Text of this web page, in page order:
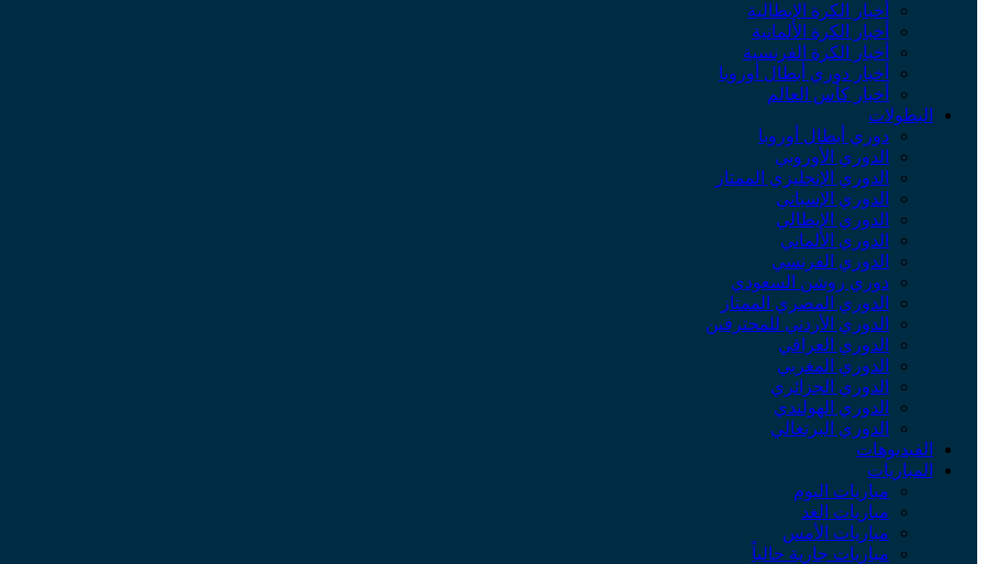
أخبار الكرة الإيطالية
أخبار الكرة الألمانية
أخبار الكرة الفرنسية
أخبار دوري أبطال أوروبا
أخبار كأس العالم
البطولات
دوري أبطال أوروبا
الدوري الأوروبي
الدوري الإنجليزي الممتاز
الدوري الإسباني
الدوري الإيطالي
الدوري الألماني
الدوري الفرنسي
دوري روشن السعودي
الدوري المصري الممتاز
الدوري الأردني للمحترفين
الدوري العراقي
الدوري المغربي
الدوري الجزائري
الدوري الهولندي
الدوري البرتغالي
الفيديوهات
المباريات
مباريات اليوم
مباريات الغد
مباريات الأمس
مباريات جارية حالياً